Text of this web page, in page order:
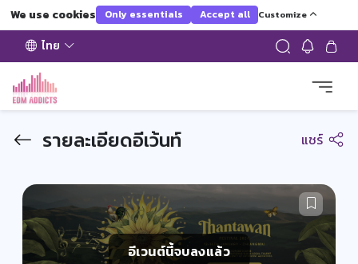
We use cookies Only essentials Accept all Customize
ไทย
รายละเอียดอีเว้นท์ แชร์
อีเวนต์นี้จบลงแล้ว